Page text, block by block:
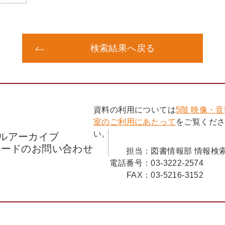
検索結果へ戻る
アーカイブ
ドのお問い合わせ
資料の利用については5階 映像・
室のご利用にあたって をご覧くださ
い。
担当： 図書情報部 情報検
電話番号：03-3222-2574
FAX：03-5216-3152